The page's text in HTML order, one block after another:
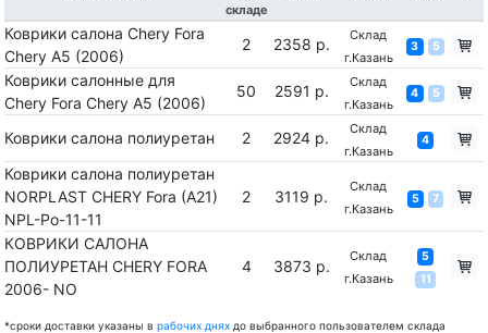
складе
Коврики салона Chery Fora
Chery A5 (2006)
2 2358 р.
Склад
г.Казань
3 5
Коврики салонные для
Chery Fora Chery A5 (2006)
50 2591 р.
Склад
г.Казань
4 5
Коврики салона полиуретан 2 2924 р.
Склад
г.Казань
4
Коврики салона полиуретан
NORPLAST CHERY Fora (A21)
NPL-Po-11-11
2 3119 р.
Склад
г.Казань
5 7
КОВРИКИ САЛОНА
ПОЛИУРЕТАН CHERY FORA
2006- NO
4 3873 р.
Склад
г.Казань
5
11
*сроки доставки указаны в рабочих днях до выбранного пользователем склада